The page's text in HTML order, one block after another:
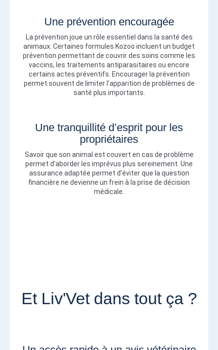
Une prévention encouragée
La prévention joue un rôle essentiel dans la santé des
animaux. Certaines formules Kozoo incluent un budget
prévention permettant de couvrir des soins comme les
vaccins, les traitements antiparasitaires ou encore
certains actes préventifs. Encourager la prévention
permet souvent de limiter l’apparition de problèmes de
santé plus importants.
Une tranquillité d’esprit pour les
propriétaires
Savoir que son animal est couvert en cas de problème
permet d’aborder les imprévus plus sereinement. Une
assurance adaptée permet d’éviter que la question
financière ne devienne un frein à la prise de décision
médicale.
Et Liv'Vet dans tout ça ?